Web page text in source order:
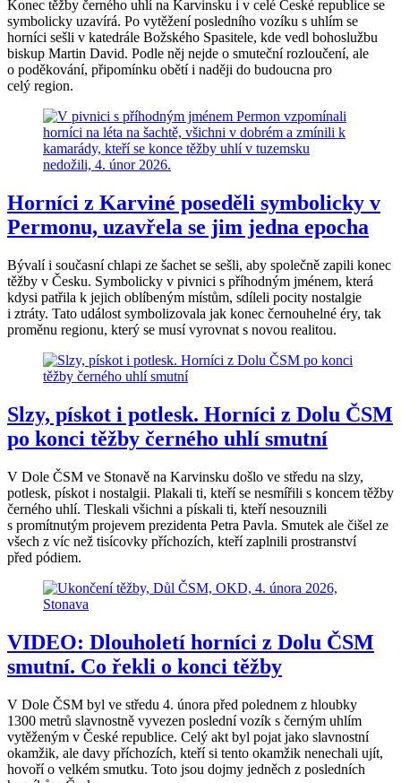
Konec těžby černého uhlí na Karvinsku i v celé České republice se
symbolicky uzavírá. Po vytěžení posledního vozíku s uhlím se
horníci sešli v katedrále Božského Spasitele, kde vedl bohoslužbu
biskup Martin David. Podle něj nejde o smuteční rozloučení, ale
o poděkování, připomínku obětí i naději do budoucna pro
celý region.
Horníci z Karviné poseděli symbolicky v
Permonu, uzavřela se jim jedna epocha
Bývalí i současní chlapi ze šachet se sešli, aby společně zapili konec
těžby v Česku. Symbolicky v pivnici s příhodným jménem, která
kdysi patřila k jejich oblíbeným místům, sdíleli pocity nostalgie
i ztráty. Tato událost symbolizovala jak konec černouhelné éry, tak
proměnu regionu, který se musí vyrovnat s novou realitou.
Slzy, pískot i potlesk. Horníci z Dolu ČSM
po konci těžby černého uhlí smutní
V Dole ČSM ve Stonavě na Karvinsku došlo ve středu na slzy,
potlesk, pískot i nostalgii. Plakali ti, kteří se nesmířili s koncem těžby
černého uhlí. Tleskali všichni a pískali ti, kteří nesouznili
s promítnutým projevem prezidenta Petra Pavla. Smutek ale čišel ze
všech z víc než tisícovky příchozích, kteří zaplnili prostranství
před pódiem.
VIDEO: Dlouholetí horníci z Dolu ČSM
smutní. Co řekli o konci těžby
V Dole ČSM byl ve středu 4. února před polednem z hloubky
1300 metrů slavnostně vyvezen poslední vozík s černým uhlím
vytěženým v České republice. Celý akt byl pojat jako slavnostní
okamžik, ale davy příchozích, kteří si tento okamžik nenechali ujít,
hovoří o velkém smutku. Toto jsou dojmy jedněch z posledních